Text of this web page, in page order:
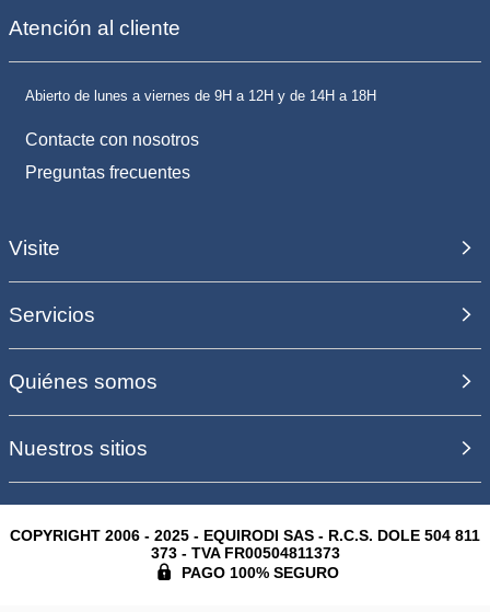
Atención al cliente
Abierto de lunes a viernes de 9H a 12H y de 14H a 18H
Contacte con nosotros
Preguntas frecuentes
Visite
Servicios
Quiénes somos
Nuestros sitios
COPYRIGHT 2006 - 2025 - EQUIRODI SAS - R.C.S. DOLE 504 811
373 - TVA FR00504811373
PAGO 100% SEGURO